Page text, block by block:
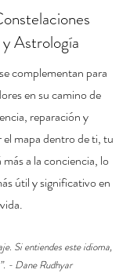
Astrología
complementan para
en su camino de
reparación y
mapa dentro de ti, tu
a la conciencia, lo
útil y significativo en
Si entiendes este idioma,
- Dane Rudhyar